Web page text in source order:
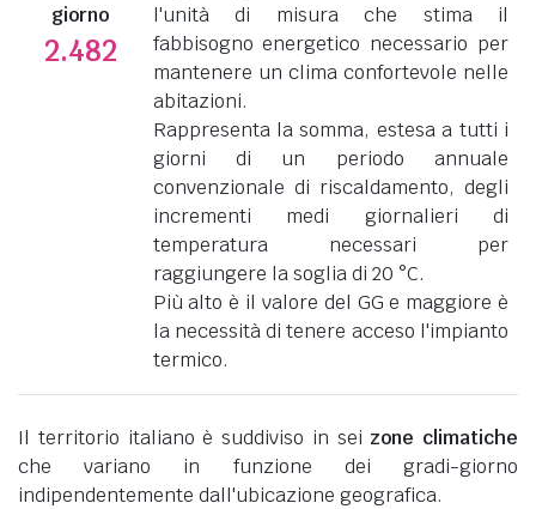
giorno
2.482
l'unità di misura che stima il
fabbisogno energetico necessario per
mantenere un clima confortevole nelle
abitazioni.
Rappresenta la somma, estesa a tutti i
giorni di un periodo annuale
convenzionale di riscaldamento, degli
incrementi medi giornalieri di
temperatura necessari per
raggiungere la soglia di 20 °C.
Più alto è il valore del GG e maggiore è
la necessità di tenere acceso l'impianto
termico.
Il territorio italiano è suddiviso in sei zone climatiche
che variano in funzione dei gradi-giorno
indipendentemente dall'ubicazione geografica.